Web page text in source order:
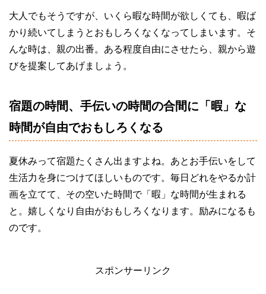
大人でもそうですが、いくら暇な時間が欲しくても、暇ば
かり続いてしまうとおもしろくなくなってしまいます。そ
んな時は、親の出番。ある程度自由にさせたら、親から遊
びを提案してあげましょう。
宿題の時間、手伝いの時間の合間に「暇」な
時間が自由でおもしろくなる
夏休みって宿題たくさん出ますよね。あとお手伝いをして
生活力を身につけてほしいものです。毎日どれをやるか計
画を立てて、その空いた時間で「暇」な時間が生まれる
と。嬉しくなり自由がおもしろくなります。励みになるも
のです。
スポンサーリンク